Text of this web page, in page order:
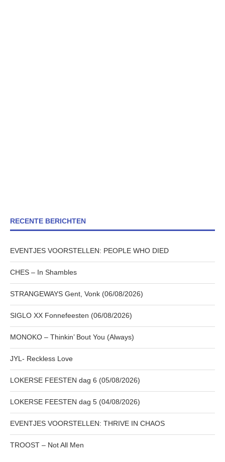
RECENTE BERICHTEN
EVENTJES VOORSTELLEN: PEOPLE WHO DIED
CHES – In Shambles
STRANGEWAYS Gent, Vonk (06/08/2026)
SIGLO XX Fonnefeesten (06/08/2026)
MONOKO – Thinkin’ Bout You (Always)
JYL- Reckless Love
LOKERSE FEESTEN dag 6 (05/08/2026)
LOKERSE FEESTEN dag 5 (04/08/2026)
EVENTJES VOORSTELLEN: THRIVE IN CHAOS
TROOST – Not All Men